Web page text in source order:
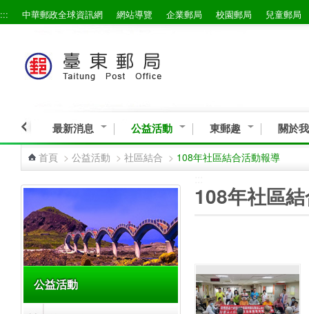
跳到主要內容區塊
::: 中華郵政全球資訊網 網站導覽 企業郵局 校園郵局 兒童郵局
最新消息 公益活動 東郵趣 關於
首頁 > 公益活動 > 社區結合 > 108年社區結合活動報導
公益活動
108年社區